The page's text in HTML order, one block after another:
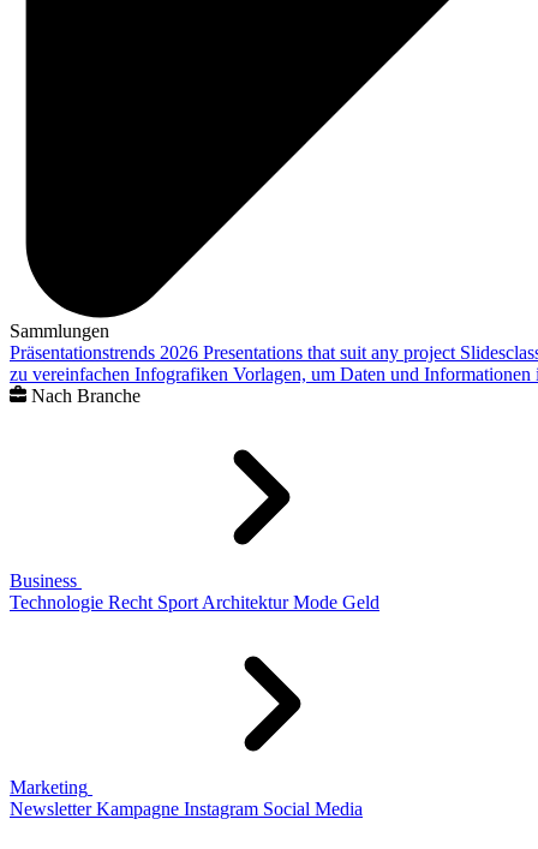
Sammlungen
Präsentationstrends 2026 Presentations that suit any project
zu vereinfachen Infografiken Vorlagen, um Daten und
Nach Branche
Business
Technologie Recht Sport Architektur Mode Geld
Marketing
Newsletter Kampagne Instagram Social Media